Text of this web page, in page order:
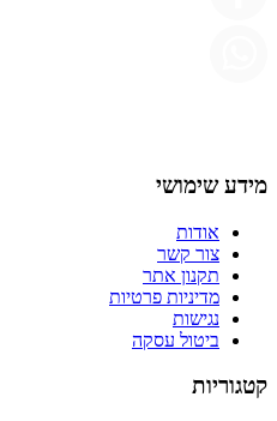
מידע שימושי
אודות
צור קשר
תקנון אתר
מדיניות פרטיות
נגישות
ביטול עסקה
קטגוריות